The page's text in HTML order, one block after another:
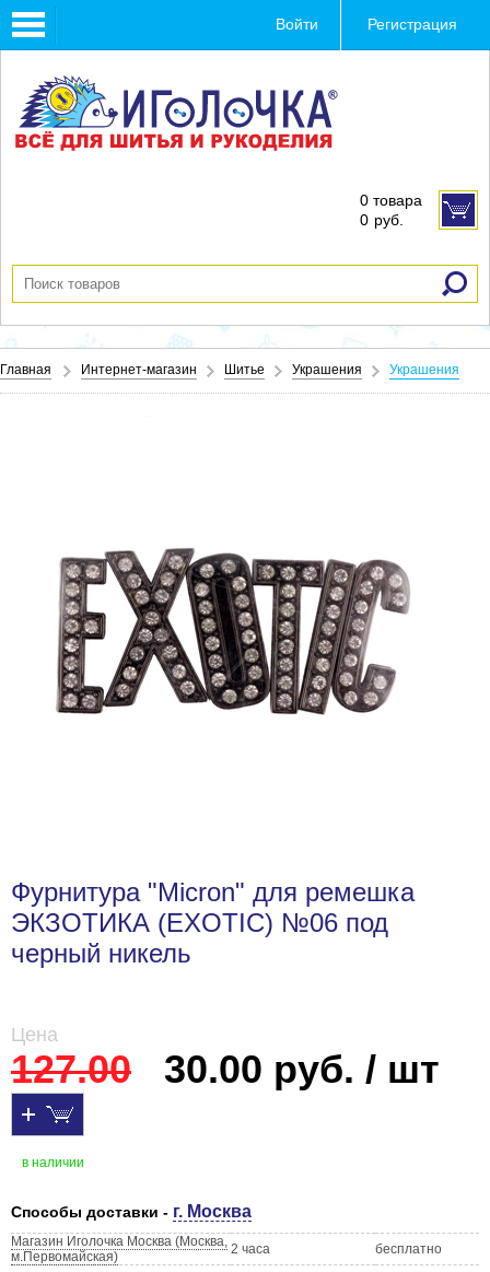
Toggle
navigation
Войти Регистрация
0 товара
0 руб.
Главная Интернет-магазин Шитье Украшения Украшения
Фурнитура "Micron" для ремешка
ЭКЗОТИКА (EXOTIC) №06 под
черный никель
Цена
127.00 30.00 руб. / шт
в наличии
Способы доставки - г. Москва
Магазин Иголочка Москва (Москва,
м.Первомайская)
2 часа бесплатно